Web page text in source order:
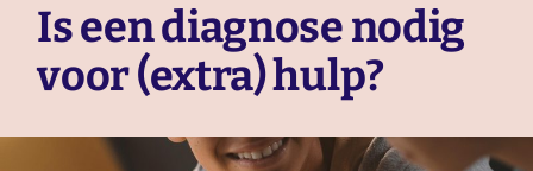
Is een diagnose nodig
voor (extra) hulp?